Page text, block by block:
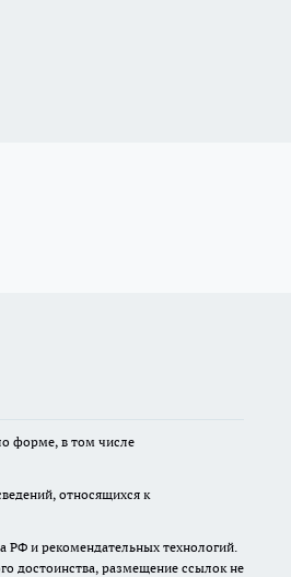
форме, в том числе
относящихся к
РФ и рекомендательных технологий.
достоинства, размещение ссылок не